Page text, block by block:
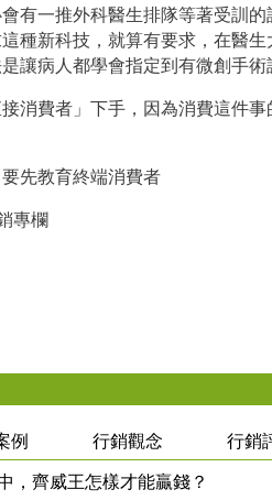
有一推外科醫生排隊等著受訓
種新科技，就算有要求，在醫
讓病人都學會指定到有微創手
消費者」下手，因為消費這件
先教育終端消費者
專欄
例 行銷觀念 行銷
，齊威王怎樣才能贏錢？